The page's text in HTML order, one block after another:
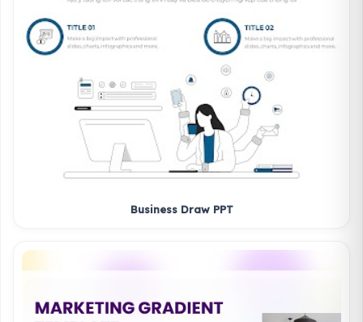
Business Draw PPT